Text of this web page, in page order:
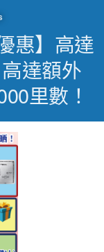
惠】高達
達額外
里數！